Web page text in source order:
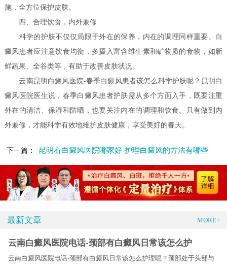
施，全方位保护皮肤。
四、合理饮食，内外兼修
科学的护肤不仅仅局限于外在的保养，内在的调理同样重要。白
癜风患者应注意饮食均衡，多摄入富含维生素和矿物质的食物，如新
鲜蔬果、全谷类等，有助于改善皮肤状况。
云南昆明白癜风医院-春季白癜风患者该怎么科学护肤呢？昆明白
癜风医院医生说，春季白癜风患者护肤需从多个方面入手，既要注重
外在的清洁、保湿和防晒，也要关注内在的调理和饮食。只有做到内
外兼修，才能科学有效地维护皮肤健康，享受美好的春天。
下一篇： 昆明看白癜风医院哪家好-护理白癜风的方法有哪些
最新文章 MORE+
云南白癜风医院电话-颈部有白癜风日常该怎么护
云南白癜风医院电话-颈部有白癜风日常该怎么护理呢？颈部处于头部与